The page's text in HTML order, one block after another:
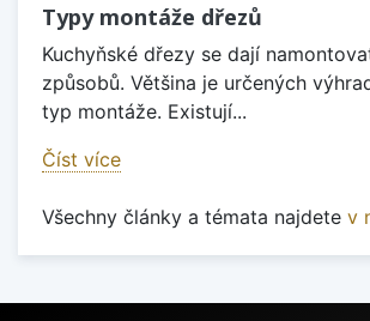
Typy montáže dřezů
Kuchyňské dřezy se dají
způsobů. Většina je určených
typ montáže. Existují...
Číst více
Všechny články a témata najdete v